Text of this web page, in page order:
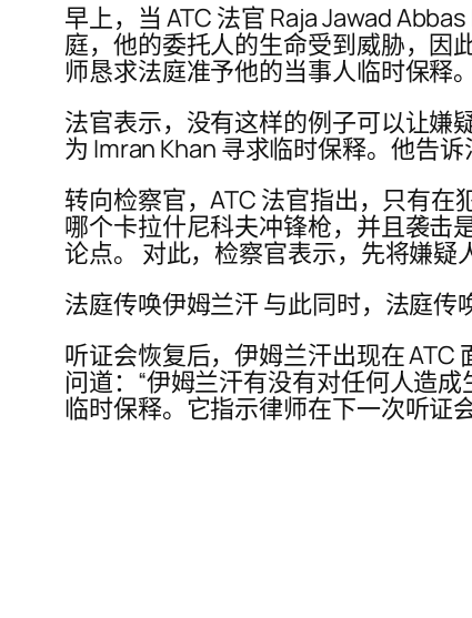
早上，当 ATC 法官 Raja Jawad
庭，他的委托人的生命受到威胁，因
师恳求法庭准予他的当事人临时保释
法官表示，没有这样的例子可以让嫌
为 Imran Khan 寻求临时保释。他告
转向检察官，ATC 法官指出，只有在
哪个卡拉什尼科夫冲锋枪，并且袭击
论点。 对此，检察官表示，先将嫌疑
法庭传唤伊姆兰汗 与此同时，法庭传
听证会恢复后，伊姆兰汗出现在 ATC
问道：“伊姆兰汗有没有对任何人造
临时保释。它指示律师在下一次听证